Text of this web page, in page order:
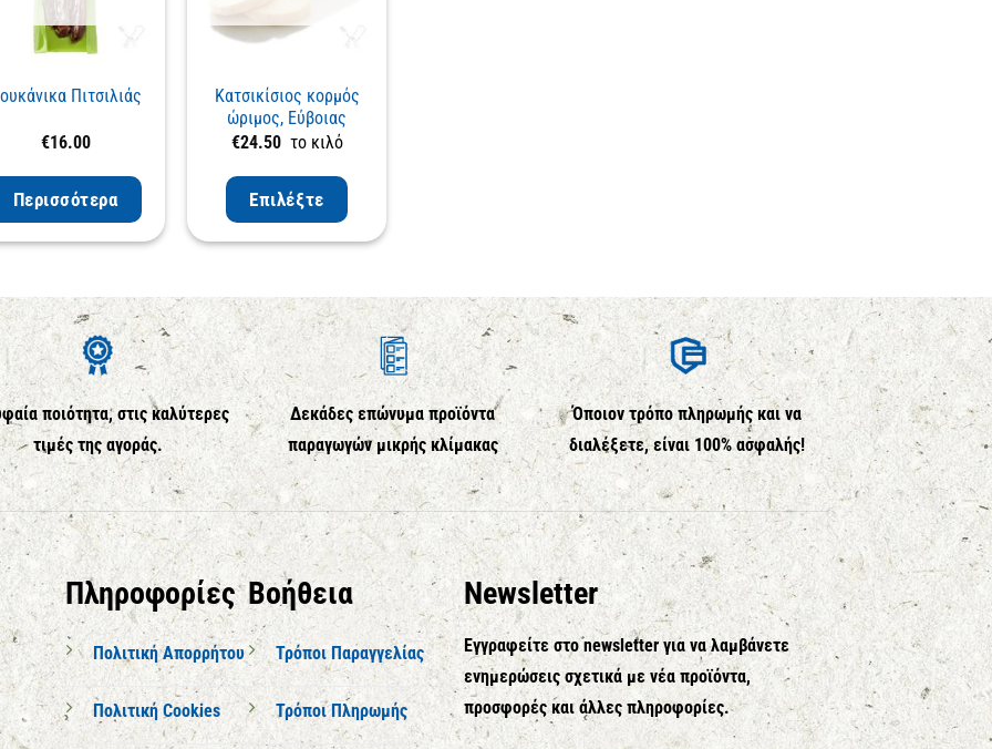
Πιτσιλιάς
€16.00
Περισσότερα
Κατσικίσιος κορμός
ώριμος, Εύβοιας
€24.50το κιλό
Επιλέξτε
ποιότητα, στις καλύτερες
τιμές της αγοράς.
Δεκάδες επώνυμα προϊόντα
παραγωγών μικρής κλίμακας
Όποιον τρόπο πληρωμής και να
διαλέξετε, είναι 100% ασφαλής!
Πληροφορίες
Πολιτική Απορρήτου
Πολιτική Cookies
Βοήθεια
Τρόποι Παραγγελίας
Τρόποι Πληρωμής
Newsletter
Εγγραφείτε στο newsletter για να λαμβάνετε
ενημερώσεις σχετικά με νέα προϊόντα,
προσφορές και άλλες πληροφορίες.